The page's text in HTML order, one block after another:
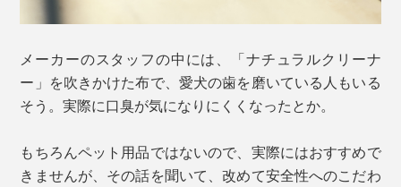
メーカーのスタッフの中には、「ナチュラルクリーナ
ー」を吹きかけた布で、愛犬の歯を磨いている人もいる
そう。実際に口臭が気になりにくくなったとか。
もちろんペット用品ではないので、実際にはおすすめで
きませんが、その話を聞いて、改めて安全性へのこだわ